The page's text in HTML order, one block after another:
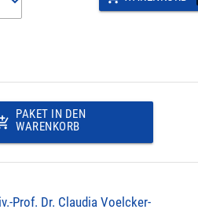
PAKET IN DEN
WARENKORB
Prof. Dr. Claudia Voelcker-